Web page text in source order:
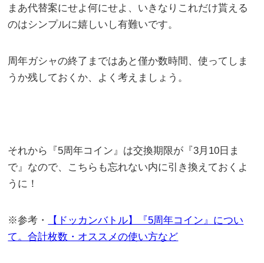
まあ代替案にせよ何にせよ、いきなりこれだけ貰える
のはシンプルに嬉しいし有難いです。
周年ガシャの終了まではあと僅か数時間、使ってしま
うか残しておくか、よく考えましょう。
それから『5周年コイン』は交換期限が『3月10日ま
で』なので、こちらも忘れない内に引き換えておくよ
うに！
※参考・
【ドッカンバトル】『5周年コイン』につい
て。合計枚数・オススメの使い方など